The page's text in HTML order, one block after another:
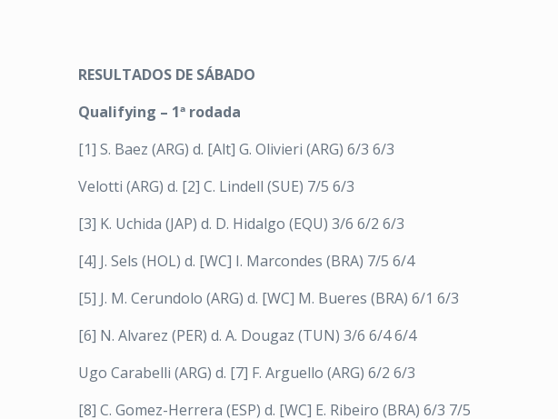
RESULTADOS DE SÁBADO
Qualifying – 1ª rodada
[1] S. Baez (ARG) d. [Alt] G. Olivieri (ARG) 6/3 6/3
Velotti (ARG) d. [2] C. Lindell (SUE) 7/5 6/3
[3] K. Uchida (JAP) d. D. Hidalgo (EQU) 3/6 6/2 6/3
[4] J. Sels (HOL) d. [WC] I. Marcondes (BRA) 7/5 6/4
[5] J. M. Cerundolo (ARG) d. [WC] M. Bueres (BRA) 6/1 6/3
[6] N. Alvarez (PER) d. A. Dougaz (TUN) 3/6 6/4 6/4
Ugo Carabelli (ARG) d. [7] F. Arguello (ARG) 6/2 6/3
[8] C. Gomez-Herrera (ESP) d. [WC] E. Ribeiro (BRA) 6/3 7/5